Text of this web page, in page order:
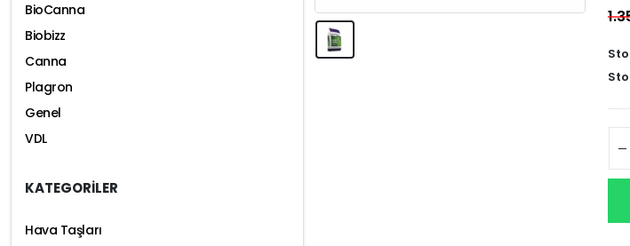
BioCanna
Biobizz
Canna
Plagron
Genel
VDL
KATEGORİLER
Hava Taşları